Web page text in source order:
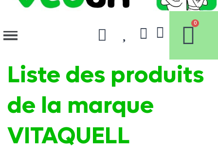
Liste des produits
de la marque
VITAQUELL